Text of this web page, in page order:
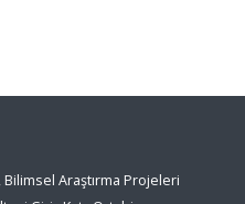
Araştırma Projeleri